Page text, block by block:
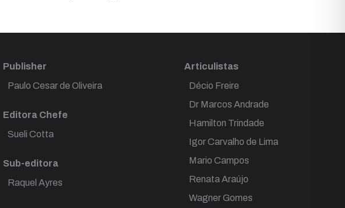
Publisher
Paulo Cesar de Oliveira
Editora Chefe
Sueli Cotta
Sub-editora
Raquel Ayres
Articulistas
Décio Freire
Dr Marcos Andrade
Hamilton Trindade
Igor Carvalho de Lima
Mario Campos
Renata Araújo
Wagner Gomes